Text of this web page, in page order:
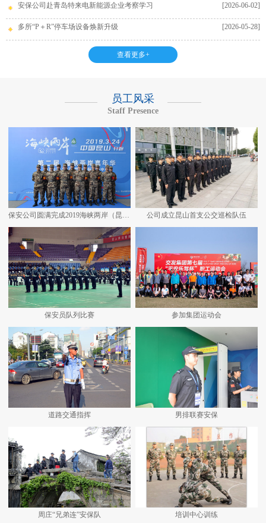
安保公司赴青岛特来电新能源企业考察学习 [2026-06-02]
多所“P＋R”停车场设备焕新升级 [2026-05-28]
查看更多+
员工风采
Staff Presence
公司成立昆山首支公交巡检队伍
保安员队列比赛 参加集团运动会
道路交通指挥 男排联赛安保
周庄“兄弟连”安保队 培训中心训练